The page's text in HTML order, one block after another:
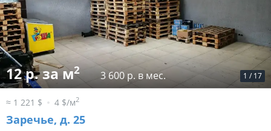
1 / 17
12 р. за м2 3 600 р. в мес.
≈ 1 221 $ 4 $/м2
Заречье, д. 25